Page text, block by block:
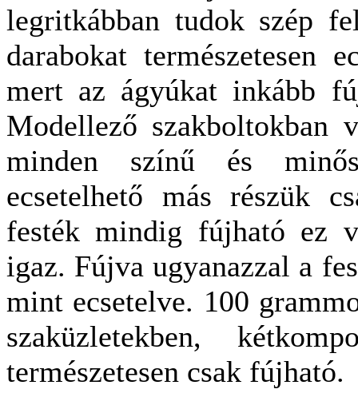
legritkábban tudok szép
darabokat természetesen
mert az ágyúkat inkább
Modellező szakboltokban
minden színű és
ecsetelhető más részük
festék mindig fújható ez
igaz. Fújva ugyanazzal a
mint ecsetelve. 100
szaküzletekben,
természetesen csak fújható.